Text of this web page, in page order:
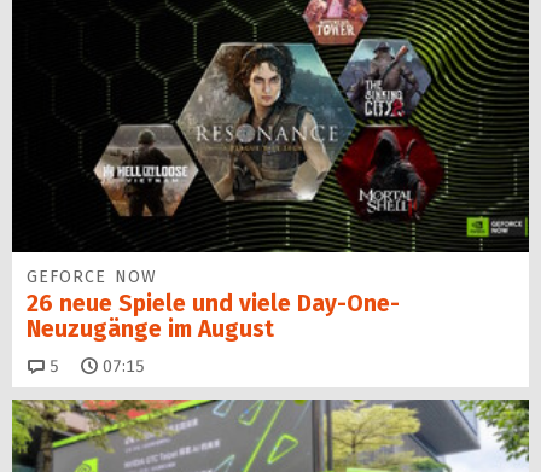
GEFORCE NOW
26 neue Spiele und viele Day-One-
Neuzugänge im August
5 Kommentare
07:15